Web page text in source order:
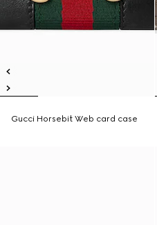
Gucci Horsebit Web card case